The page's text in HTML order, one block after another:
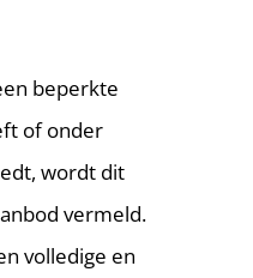
beperkte
of onder
wordt dit
vermeld.
volledige en